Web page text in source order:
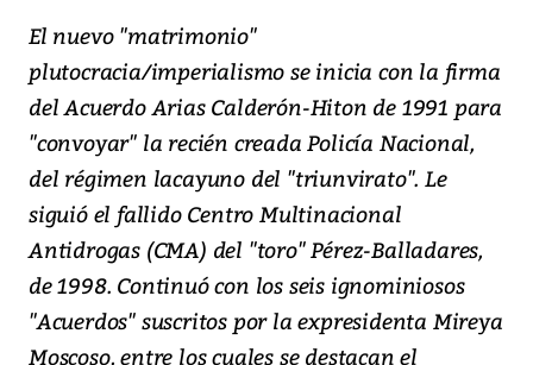
El nuevo "matrimonio"
plutocracia/imperialismo se inicia con la firma
del Acuerdo Arias Calderón-Hiton de 1991 para
"convoyar" la recién creada Policía Nacional,
del régimen lacayuno del "triunvirato". Le
siguió el fallido Centro Multinacional
Antidrogas (CMA) del "toro" Pérez-Balladares,
de 1998. Continuó con los seis ignominiosos
"Acuerdos" suscritos por la expresidenta Mireya
Moscoso, entre los cuales se destacan el